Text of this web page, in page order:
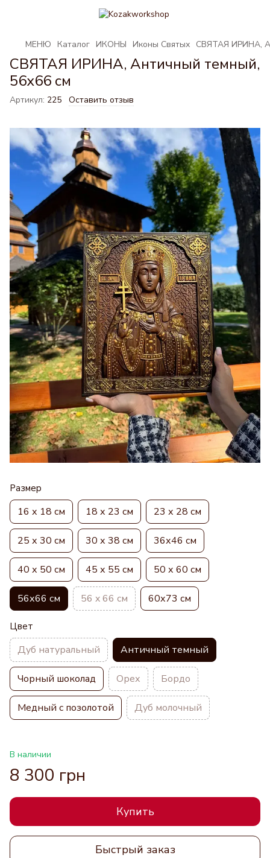
МЕНЮ Каталог ИКОНЫ Иконы Святых СВЯТАЯ ИРИНА,
СВЯТАЯ ИРИНА, Античный темный,
56х66 см
Артикул: 225 Оставить отзыв
Размер
16 х 18 см 18 х 23 см 23 х 28 см
25 х 30 см 30 х 38 см 36х46 см
40 х 50 см 45 х 55 см 50 х 60 см
56х66 см 56 x 66 см 60х73 см
Цвет
Дуб натуральный Античный темный
Чорный шоколад Орех Бордо
Медный с позолотой Дуб молочный
В наличии
8 300 грн
Купить
Быстрый заказ